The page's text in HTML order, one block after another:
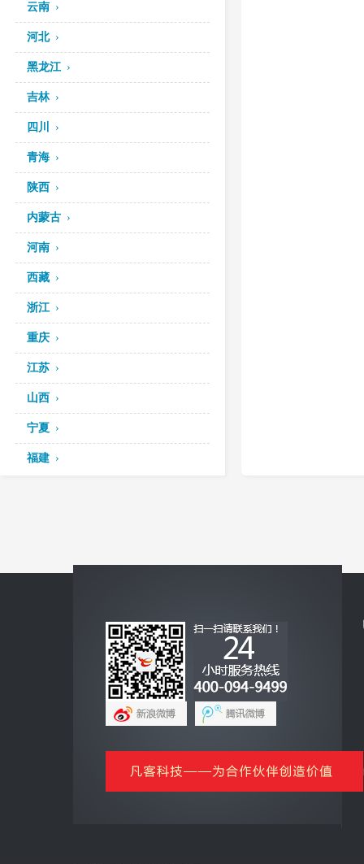
云南
河北
黑龙江
吉林
四川
青海
陕西
内蒙古
河南
西藏
浙江
重庆
江苏
山西
宁夏
福建
互联网+
企业手机客户端
网上商城云平台
信息化基础产品